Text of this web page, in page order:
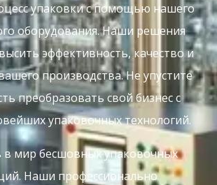
упаковки с помощью нашего
оборудования. Наши решения
эффективность, качество и
производства. Не упустите
преобразовать свой бизнес с
упаковочных технологий.
в мир бесшовных упаковочных
Наши профессионально